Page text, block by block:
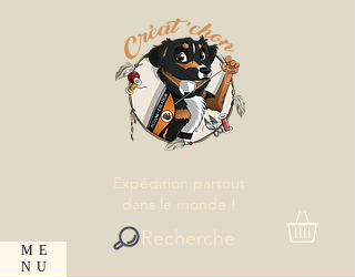
Expédition partout
ME
NU
Recherche